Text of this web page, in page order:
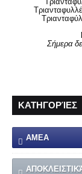
Σήμερα
ΚΑΤΗΓΟΡΊΕΣ
ΑΜΕΑ